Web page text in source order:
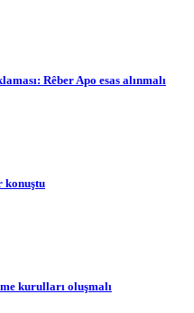
Rêber Apo esas alınmalı
konuştu
kurulları oluşmalı